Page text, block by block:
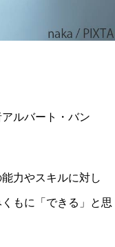
ルバート・バン
力やスキルに対し
もに「できる」と思